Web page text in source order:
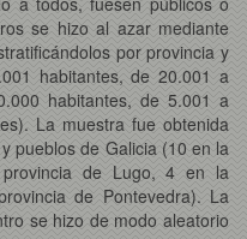
se hizo al azar mediante
por provincia y
habitantes, de 20.001 a
habitantes, de 5.001 a
La muestra fue obtenida
pueblos de Galicia (10 en la
de Lugo, 4 en la
de Pontevedra). La
se hizo de modo aleatorio